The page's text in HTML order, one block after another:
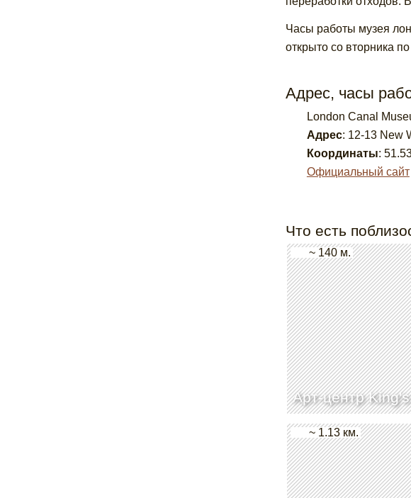
Часы работы музея
открыто со вторника
Адрес, часы
London Canal
Адрес: 12-13 New
Координаты:
Официальный сайт
Что есть
Арт-центр
~ 140 м.
~ 1.13 км.